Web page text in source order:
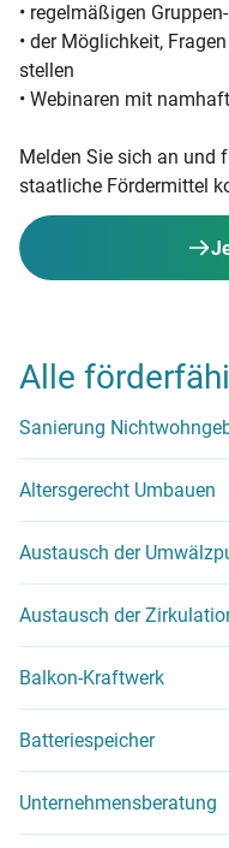
• regelmäßigen
• der Möglichkeit,
stellen
• Webinaren mit
Melden Sie sich an und
staatliche Fördermittel
Alle
Sanierung
Altersgerecht Umbauen
Austausch der
Austausch der
Balkon-Kraftwerk
Batteriespeicher
Unternehmensberatung